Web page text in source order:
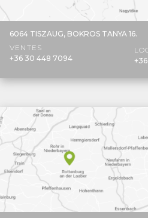
6064 TISZAUG, BOKROS TANYA 16.
VENTES
+36 30 448 7094